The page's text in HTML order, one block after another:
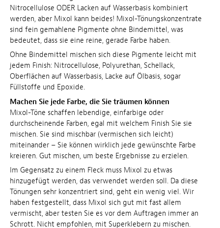
Nitrocellulose ODER Lacken auf Wasserbasis kombiniert
werden, aber Mixol kann beides! Mixol-Tönungskonzentrate
sind fein gemahlene Pigmente ohne Bindemittel, was
bedeutet, dass sie eine reine, gerade Farbe haben.
Ohne Bindemittel mischen sich diese Pigmente leicht mit
jedem Finish: Nitrocellulose, Polyurethan, Schellack,
Oberflächen auf Wasserbasis, Lacke auf Ölbasis, sogar
Füllstoffe und Epoxide.
Machen Sie jede Farbe, die Sie träumen können
Mixol-Töne schaffen lebendige, einfarbige oder
durchscheinende Farben, egal mit welchem Finish Sie sie
mischen. Sie sind mischbar (vermischen sich leicht)
miteinander – Sie können wirklich jede gewünschte Farbe
kreieren. Gut mischen, um beste Ergebnisse zu erzielen.
Im Gegensatz zu einem Fleck muss Mixol zu etwas
hinzugefügt werden, das verwendet werden soll. Da diese
Tönungen sehr konzentriert sind, geht ein wenig viel. Wir
haben festgestellt, dass Mixol sich gut mit fast allem
vermischt, aber testen Sie es vor dem Auftragen immer an
Schrott. Nicht empfohlen, mit Superklebern zu mischen.